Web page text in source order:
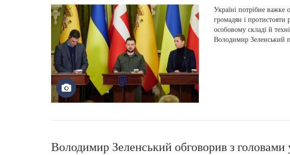
Україні потрібне важке
громадян і протистояти
особовому складі й
Володимир Зеленський
Володимир Зеленський обговорив з головами